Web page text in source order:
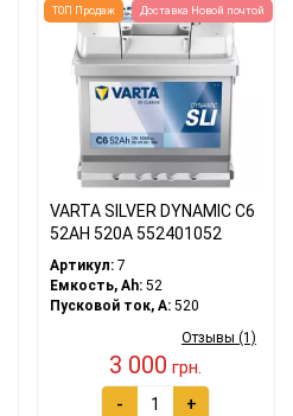
ТОП Продаж Доставка Новой почтой
VARTA SILVER DYNAMIC C6
52АH 520A 552401052
Артикул:7
Емкость, Ah:52
Пусковой ток, A:520
Отзывы (1)
3 000 грн.
- +